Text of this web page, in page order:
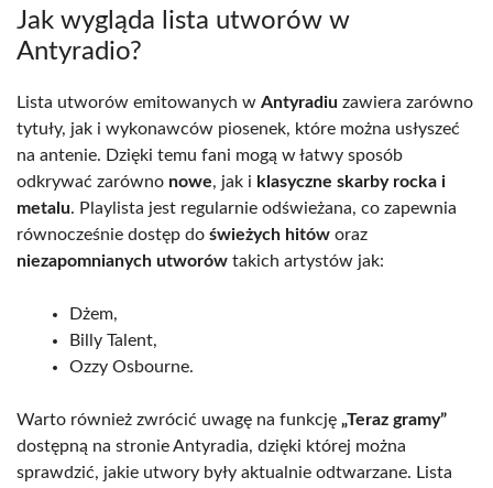
Jak wygląda lista utworów w
Antyradio?
Lista utworów emitowanych w Antyradiu zawiera zarówno
tytuły, jak i wykonawców piosenek, które można usłyszeć
na antenie. Dzięki temu fani mogą w łatwy sposób
odkrywać zarówno nowe, jak i klasyczne skarby rocka i
metalu. Playlista jest regularnie odświeżana, co zapewnia
równocześnie dostęp do świeżych hitów oraz
niezapomnianych utworów takich artystów jak:
Dżem,
Billy Talent,
Ozzy Osbourne.
Warto również zwrócić uwagę na funkcję „Teraz gramy”
dostępną na stronie Antyradia, dzięki której można
sprawdzić, jakie utwory były aktualnie odtwarzane. Lista